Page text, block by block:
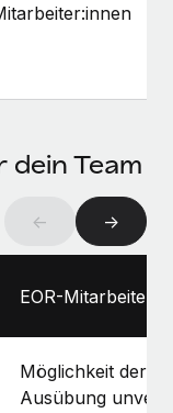
Team
← →
EOR-
Möglichkeit der
Ausübung